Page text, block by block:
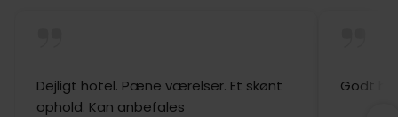
Dejligt hotel. Pæne værelser. Et skønt
ophold. Kan anbefales
Godt